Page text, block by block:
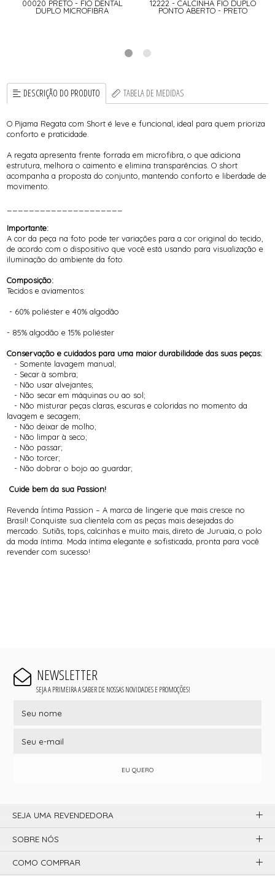
00020 PRETO - FIO DENTAL
DUPLO MICROFIBRA
12222 - CALCINHA FIO DUPLO
PONTO ABERTO - PRETO
DESCRIÇÃO DO PRODUTO TABELA DE MEDIDAS
O Pijama Regata com Short é leve e funcional, ideal para quem prioriza
conforto e praticidade.
A regata apresenta frente forrada em microfibra, o que adiciona
estrutura, melhora o caimento e elimina transparências. O short
acompanha a proposta do conjunto, mantendo conforto e liberdade de
movimento.
Importante:
A cor da peça na foto pode ter variações para a cor original do tecido,
de acordo com o dispositivo que você está usando para visualização e
iluminação do ambiente da foto.
Composição:
Tecidos e aviamentos:
- 60% poliéster e 40% algodão
- 85% algodão e 15% poliéster
Conservação e cuidados para uma maior durabilidade das suas peças:
- Somente lavagem manual;
- Secar à sombra;
- Não usar alvejantes;
- Não secar em máquinas ou ao sol;
- Não misturar peças claras, escuras e coloridas no momento da
lavagem e secagem;
- Não deixar de molho;
- Não limpar à seco;
- Não passar;
- Não torcer;
- Não dobrar o bojo ao guardar;
Cuide bem da sua Passion!
Revenda Íntima Passion – A marca de lingerie que mais cresce no
Brasil! Conquiste sua clientela com as peças mais desejadas do
mercado. Sutiãs, tops, calcinhas e muito mais, direto de Juruaia, o polo
da moda íntima. Moda íntima elegante e sofisticada, pronta para você
revender com sucesso!
NEWSLETTER
SEJA A PRIMEIRA A SABER DE NOSSAS NOVIDADES E PROMOÇÕES!
EU QUERO
SEJA UMA REVENDEDORA
SOBRE NÓS
COMO COMPRAR